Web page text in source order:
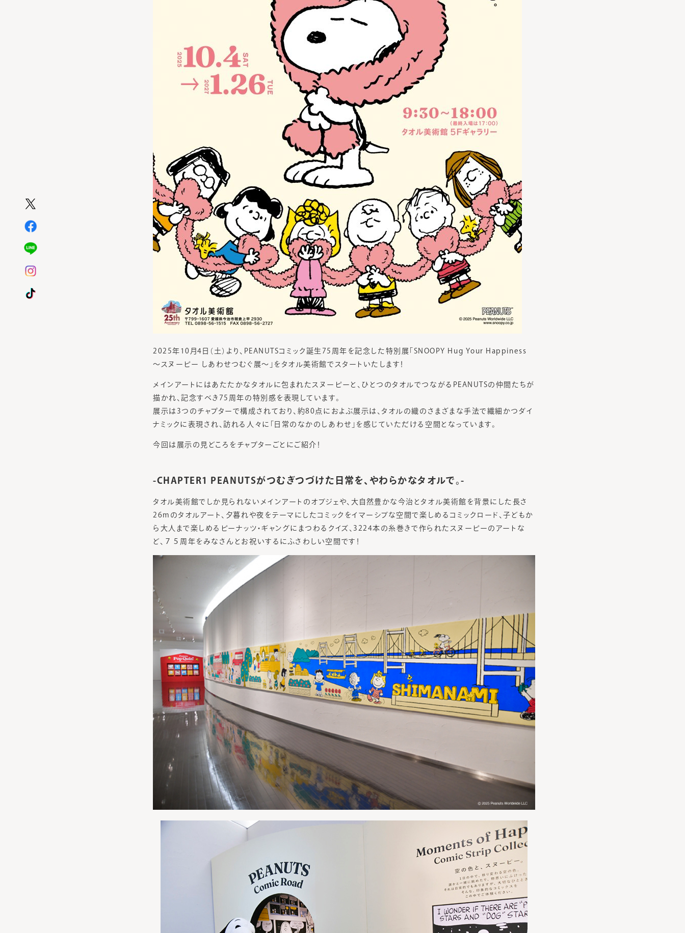
2025年10月4日（土）より、PEANUTSコミック誕生75周年を記念した特別展「SNOOPY Hug Your Happiness
～スヌーピー しあわせつむぐ展～」をタオル美術館でスタートいたします！
メインアートにはあたたかなタオルに包まれたスヌーピーと、ひとつのタオルでつながるPEANUTSの仲間たちが
描かれ、記念すべき75周年の特別感を表現しています。
展示は3つのチャプターで構成されており、約80点におよぶ展示は、タオルの織のさまざまな手法で繊細かつダイ
ナミックに表現され、訪れる人々に「日常のなかのしあわせ」を感じていただける空間となっています。
今回は展示の見どころをチャプターごとにご紹介！
-CHAPTER1 PEANUTSがつむぎつづけた日常を、やわらかなタオルで。-
タオル美術館でしか見られないメインアートのオブジェや、大自然豊かな今治とタオル美術館を背景にした長さ
26mのタオルアート、夕暮れや夜をテーマにしたコミックをイマーシブな空間で楽しめるコミックロード、子どもか
ら大人まで楽しめるピーナッツ・ギャングにまつわるクイズ、3224本の糸巻きで作られたスヌーピーのアートな
ど、７５周年をみなさんとお祝いするにふさわしい空間です！